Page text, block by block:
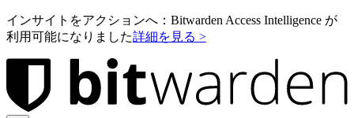
インサイトをアクションへ：Bitwarden Access Intelligence が
利用可能になりました詳細を見る >